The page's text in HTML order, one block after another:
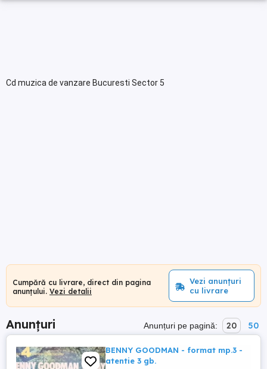
Cd muzica de vanzare Bucuresti Sector 5
Cumpără cu livrare, direct din pagina
anunțului. Vezi detalii
Vezi anunțuri
cu livrare
Anunțuri Anunțuri pe pagină: 20 50
BENNY GOODMAN - format mp.3 -
atentie 3 gb.